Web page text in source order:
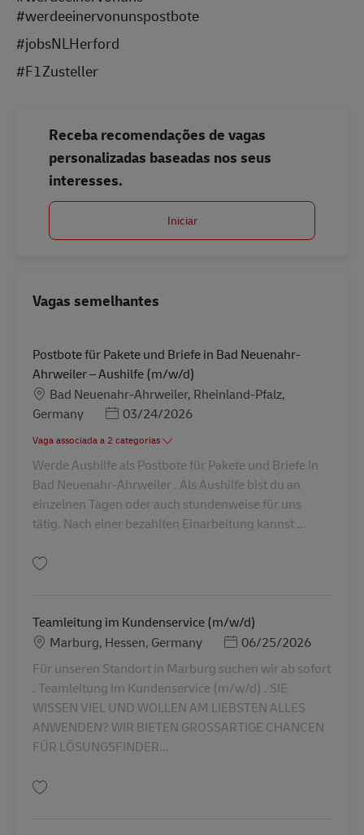
#werdeeinervonunspostbote
#jobsNLHerford
#F1Zusteller
Receba recomendações de vagas
personalizadas baseadas nos seus
interesses.
Iniciar
Vagas semelhantes
Postbote für Pakete und Briefe in Bad Neuenahr-
Ahrweiler – Aushilfe (m/w/d)
Localização
Bad Neuenahr-Ahrweiler, Rheinland-Pfalz,
Germany
Posted Date
03/24/2026
Vaga associada a 2 categorias
Werde Aushilfe als Postbote für Pakete und Briefe in
Bad Neuenahr-Ahrweiler . Als Aushilfe bist du an
einzelnen Tagen oder auch stundenweise für uns
tätig. Nach einer bezahlten Einarbeitung kannst ...
Teamleitung im Kundenservice (m/w/d)
Localização
Marburg, Hessen, Germany Posted Date
06/25/2026
Für unseren Standort in Marburg suchen wir ab sofort
. Teamleitung im Kundenservice (m/w/d) . SIE
WISSEN VIEL UND WOLLEN AM LIEBSTEN ALLES
ANWENDEN? WIR BIETEN GROSSARTIGE CHANCEN
FÜR LÖSUNGSFINDER...